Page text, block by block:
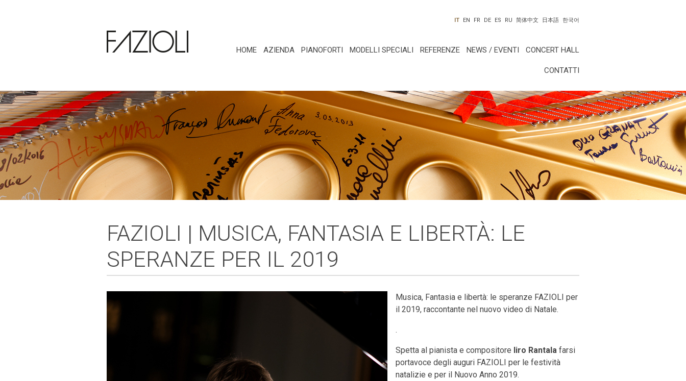
한국어
日本語
IT EN FR DE ES RU 简体中文
HOME AZIENDA PIANOFORTI MODELLI SPECIALI REFERENZE NEWS / EVENTI CONCERT HALL
CONTATTI
FAZIOLI | MUSICA, FANTASIA E LIBERTÀ: LE
SPERANZE PER IL 2019
Musica, Fantasia e libertà: le speranze FAZIOLI per
il 2019, raccontante nel nuovo video di Natale.
.
Spetta al pianista e compositore Iiro Rantala farsi
portavoce degli auguri FAZIOLI per le festività
natalizie e per il Nuovo Anno 2019.